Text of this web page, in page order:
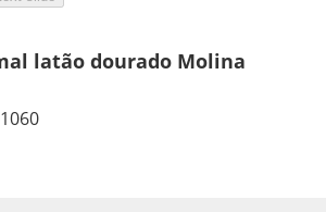
latão dourado Molina